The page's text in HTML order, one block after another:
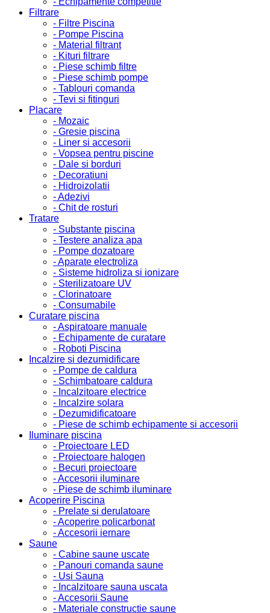
Filtrare
- Filtre Piscina
- Pompe Piscina
- Material filtrant
- Kituri filtrare
- Piese schimb filtre
- Piese schimb pompe
- Tablouri comanda
- Tevi si fitinguri
Placare
- Mozaic
- Gresie piscina
- Liner si accesorii
- Vopsea pentru piscine
- Dale si borduri
- Decoratiuni
- Hidroizolatii
- Adezivi
- Chit de rosturi
Tratare
- Substante piscina
- Testere analiza apa
- Pompe dozatoare
- Aparate electroliza
- Sisteme hidroliza si ionizare
- Sterilizatoare UV
- Clorinatoare
- Consumabile
Curatare piscina
- Aspiratoare manuale
- Echipamente de curatare
- Roboti Piscina
Incalzire si dezumidificare
- Pompe de caldura
- Schimbatoare caldura
- Incalzitoare electrice
- Incalzire solara
- Dezumidificatoare
- Piese de schimb echipamente si accesorii
Iluminare piscina
- Proiectoare LED
- Proiectoare halogen
- Becuri proiectoare
- Accesorii iluminare
- Piese de schimb iluminare
Acoperire Piscina
- Prelate si derulatoare
- Acoperire policarbonat
- Accesorii iernare
Saune
- Cabine saune uscate
- Panouri comanda saune
- Usi Sauna
- Incalzitoare sauna uscata
- Accesorii Saune
- Materiale constructie saune